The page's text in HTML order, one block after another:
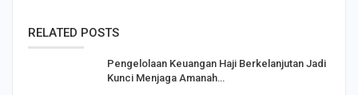
RELATED POSTS
Pengelolaan Keuangan Haji Berkelanjutan Jadi
Kunci Menjaga Amanah…